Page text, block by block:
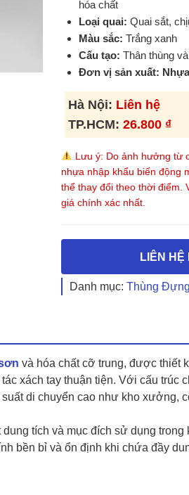
hóa chất
Loại quai: Quai sắt,
Màu sắc: Trắng xanh
Cấu tạo: Thân thùng
Đơn vị sản xuất:
Hà Nội: Liên hệ
TP.HCM: 26.800 ₫
Lưu ý: Do ảnh hưởng từ
nhựa nhập khẩu biến động
thể thay đổi theo thời điểm.
giá chính xác nhất.
LIÊN HỆ
Danh mục: Thùng
và hóa chất cỡ trung, được thiết
xách tay thuận tiện. Với cấu trúc
di chuyển cao như kho xưởng,
tích và mục đích sử dụng
bền bỉ và ổn định khi chứa đầy